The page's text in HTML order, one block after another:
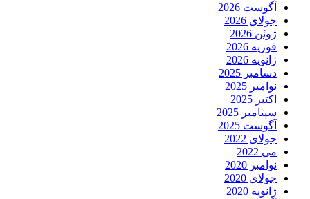
آگوست 2026
جولای 2026
ژوئن 2026
فوریه 2026
ژانویه 2026
دسامبر 2025
نوامبر 2025
اکتبر 2025
سپتامبر 2025
آگوست 2025
جولای 2022
می 2022
نوامبر 2020
جولای 2020
ژانویه 2020